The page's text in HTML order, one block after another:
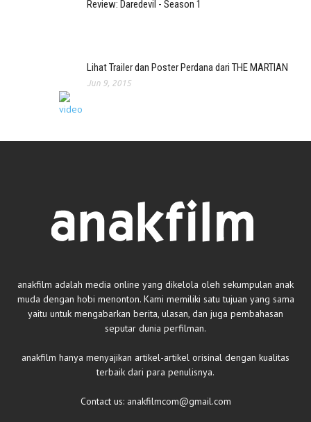
Review: Daredevil - Season 1
Lihat Trailer dan Poster Perdana dari THE MARTIAN
Jun 9, 2015
anakfilm adalah media online yang dikelola oleh sekumpulan anak
muda dengan hobi menonton. Kami memiliki satu tujuan yang sama
yaitu untuk mengabarkan berita, ulasan, dan juga pembahasan
seputar dunia perfilman.
anakfilm hanya menyajikan artikel-artikel orisinal dengan kualitas
terbaik dari para penulisnya.
Contact us: anakfilmcom@gmail.com